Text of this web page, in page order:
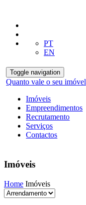
PT
EN
Toggle navigation
Quanto vale o seu imóvel
Imóveis
Empreendimentos
Recrutamento
Serviços
Contactos
Imóveis
Home Imóveis